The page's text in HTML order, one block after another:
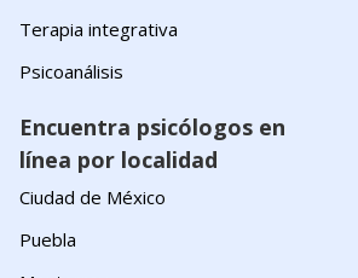
Terapia integrativa
Psicoanálisis
Encuentra psicólogos en
línea por localidad
Ciudad de México
Puebla